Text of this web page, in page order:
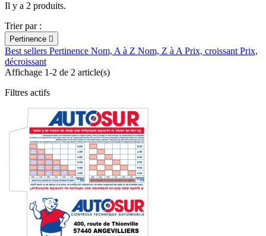
Il y a 2 produits.
Trier par :
Pertinence 
Best sellers Pertinence Nom, A à Z Nom, Z à A Prix, croissant Prix,
décroissant
Affichage 1-2 de 2 article(s)
Filtres actifs